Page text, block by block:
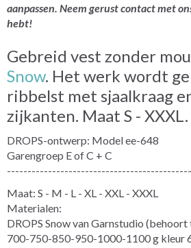
aanpassen. Neem gerust contact met
hebt!
Gebreid vest zonder
Snow. Het werk wordt
ribbelst met sjaalkraag
zijkanten. Maat S - XXXL.
DROPS-ontwerp: Model ee-648
Garengroep E of C + C
Maat: S - M - L - XL - XXL - XXXL
Materialen:
DROPS Snow van Garnstudio
700-750-850-950-1000-1100 g kleur